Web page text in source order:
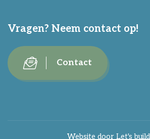
Vragen? Neem contact op!
Contact
Website door Let's